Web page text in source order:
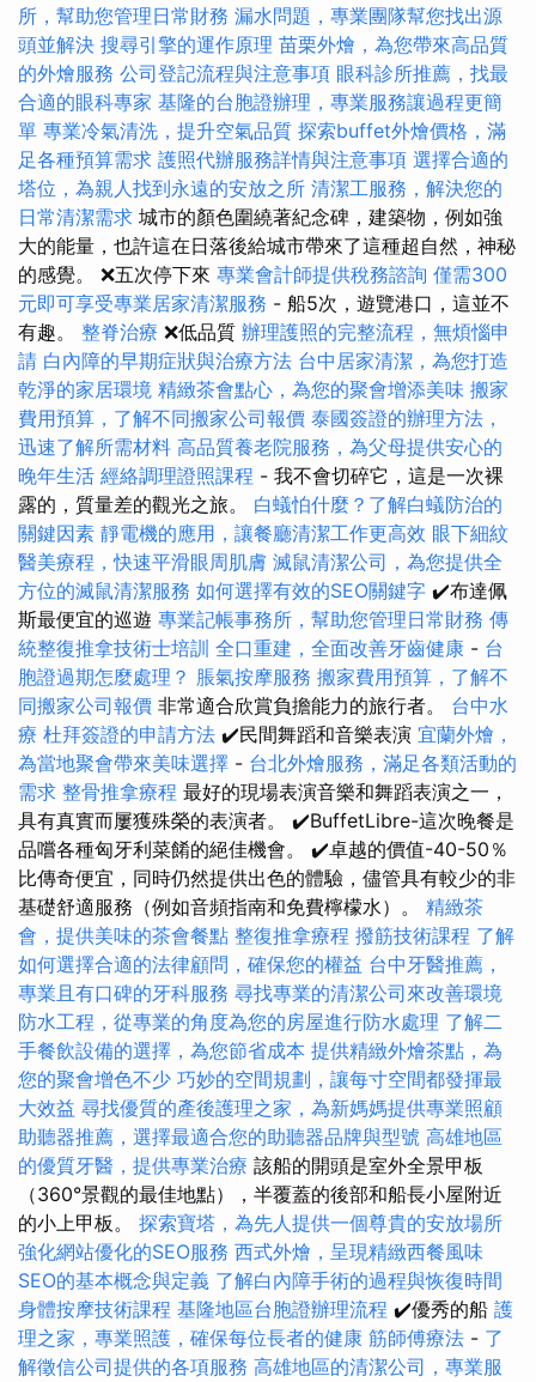
所，幫助您管理日常財務 漏水問題，專業團隊幫您找出源
頭並解決 搜尋引擎的運作原理 苗栗外燴，為您帶來高品質
的外燴服務 公司登記流程與注意事項 眼科診所推薦，找最
合適的眼科專家 基隆的台胞證辦理，專業服務讓過程更簡
單 專業冷氣清洗，提升空氣品質 探索buffet外燴價格，滿
足各種預算需求 護照代辦服務詳情與注意事項 選擇合適的
塔位，為親人找到永遠的安放之所 清潔工服務，解決您的
日常清潔需求 城市的顏色圍繞著紀念碑，建築物，例如強
大的能量，也許這在日落後給城市帶來了這種超自然，神秘
的感覺。 ❌五次停下來 專業會計師提供稅務諮詢 僅需300
元即可享受專業居家清潔服務 - 船5次，遊覽港口，這並不
有趣。 整脊治療 ❌低品質 辦理護照的完整流程，無煩惱申
請 白內障的早期症狀與治療方法 台中居家清潔，為您打造
乾淨的家居環境 精緻茶會點心，為您的聚會增添美味 搬家
費用預算，了解不同搬家公司報價 泰國簽證的辦理方法，
迅速了解所需材料 高品質養老院服務，為父母提供安心的
晚年生活 經絡調理證照課程 - 我不會切碎它，這是一次裸
露的，質量差的觀光之旅。 白蟻怕什麼？了解白蟻防治的
關鍵因素 靜電機的應用，讓餐廳清潔工作更高效 眼下細紋
醫美療程，快速平滑眼周肌膚 滅鼠清潔公司，為您提供全
方位的滅鼠清潔服務 如何選擇有效的SEO關鍵字 ✔️布達佩
斯最便宜的巡遊 專業記帳事務所，幫助您管理日常財務 傳
統整復推拿技術士培訓 全口重建，全面改善牙齒健康 - 台
胞證過期怎麼處理？ 脹氣按摩服務 搬家費用預算，了解不
同搬家公司報價 非常適合欣賞負擔能力的旅行者。 台中水
療 杜拜簽證的申請方法 ✔️民間舞蹈和音樂表演 宜蘭外燴，
為當地聚會帶來美味選擇 - 台北外燴服務，滿足各類活動的
需求 整骨推拿療程 最好的現場表演音樂和舞蹈表演之一，
具有真實而屢獲殊榮的表演者。 ✔️BuffetLibre-這次晚餐是
品嚐各種匈牙利菜餚的絕佳機會。 ✔️卓越的價值-40-50％
比傳奇便宜，同時仍然提供出色的體驗，儘管具有較少的非
基礎舒適服務（例如音頻指南和免費檸檬水）。 精緻茶
會，提供美味的茶會餐點 整復推拿療程 撥筋技術課程 了解
如何選擇合適的法律顧問，確保您的權益 台中牙醫推薦，
專業且有口碑的牙科服務 尋找專業的清潔公司來改善環境
防水工程，從專業的角度為您的房屋進行防水處理 了解二
手餐飲設備的選擇，為您節省成本 提供精緻外燴茶點，為
您的聚會增色不少 巧妙的空間規劃，讓每寸空間都發揮最
大效益 尋找優質的產後護理之家，為新媽媽提供專業照顧
助聽器推薦，選擇最適合您的助聽器品牌與型號 高雄地區
的優質牙醫，提供專業治療 該船的開頭是室外全景甲板
（360°景觀的最佳地點），半覆蓋的後部和船長小屋附近
的小上甲板。 探索寶塔，為先人提供一個尊貴的安放場所
強化網站優化的SEO服務 西式外燴，呈現精緻西餐風味
SEO的基本概念與定義 了解白內障手術的過程與恢復時間
身體按摩技術課程 基隆地區台胞證辦理流程 ✔️優秀的船 護
理之家，專業照護，確保每位長者的健康 筋師傅療法 - 了
解徵信公司提供的各項服務 高雄地區的清潔公司，專業服